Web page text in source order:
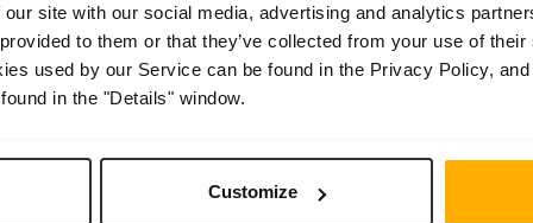
site with our social media, advertising and analytics
to them or that they’ve collected from your use of
used by our Service can be found in the Privacy Policy,
in the "Details" window.
Customize
variateur Yaskawa afin que le
la production ?